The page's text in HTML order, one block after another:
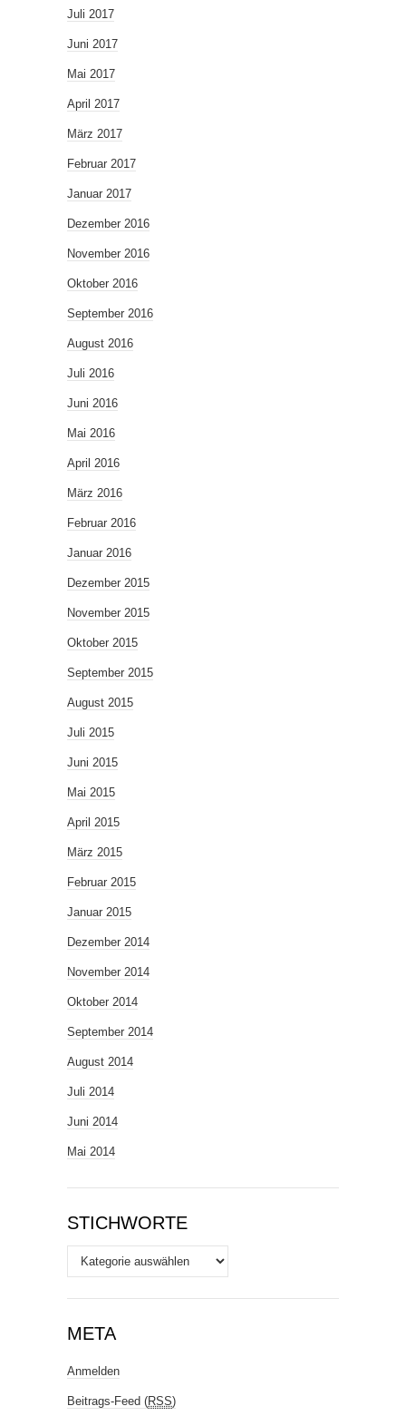
Juli 2017
Juni 2017
Mai 2017
April 2017
März 2017
Februar 2017
Januar 2017
Dezember 2016
November 2016
Oktober 2016
September 2016
August 2016
Juli 2016
Juni 2016
Mai 2016
April 2016
März 2016
Februar 2016
Januar 2016
Dezember 2015
November 2015
Oktober 2015
September 2015
August 2015
Juli 2015
Juni 2015
Mai 2015
April 2015
März 2015
Februar 2015
Januar 2015
Dezember 2014
November 2014
Oktober 2014
September 2014
August 2014
Juli 2014
Juni 2014
Mai 2014
STICHWORTE
Stichworte
META
Anmelden
Beitrags-Feed (RSS)